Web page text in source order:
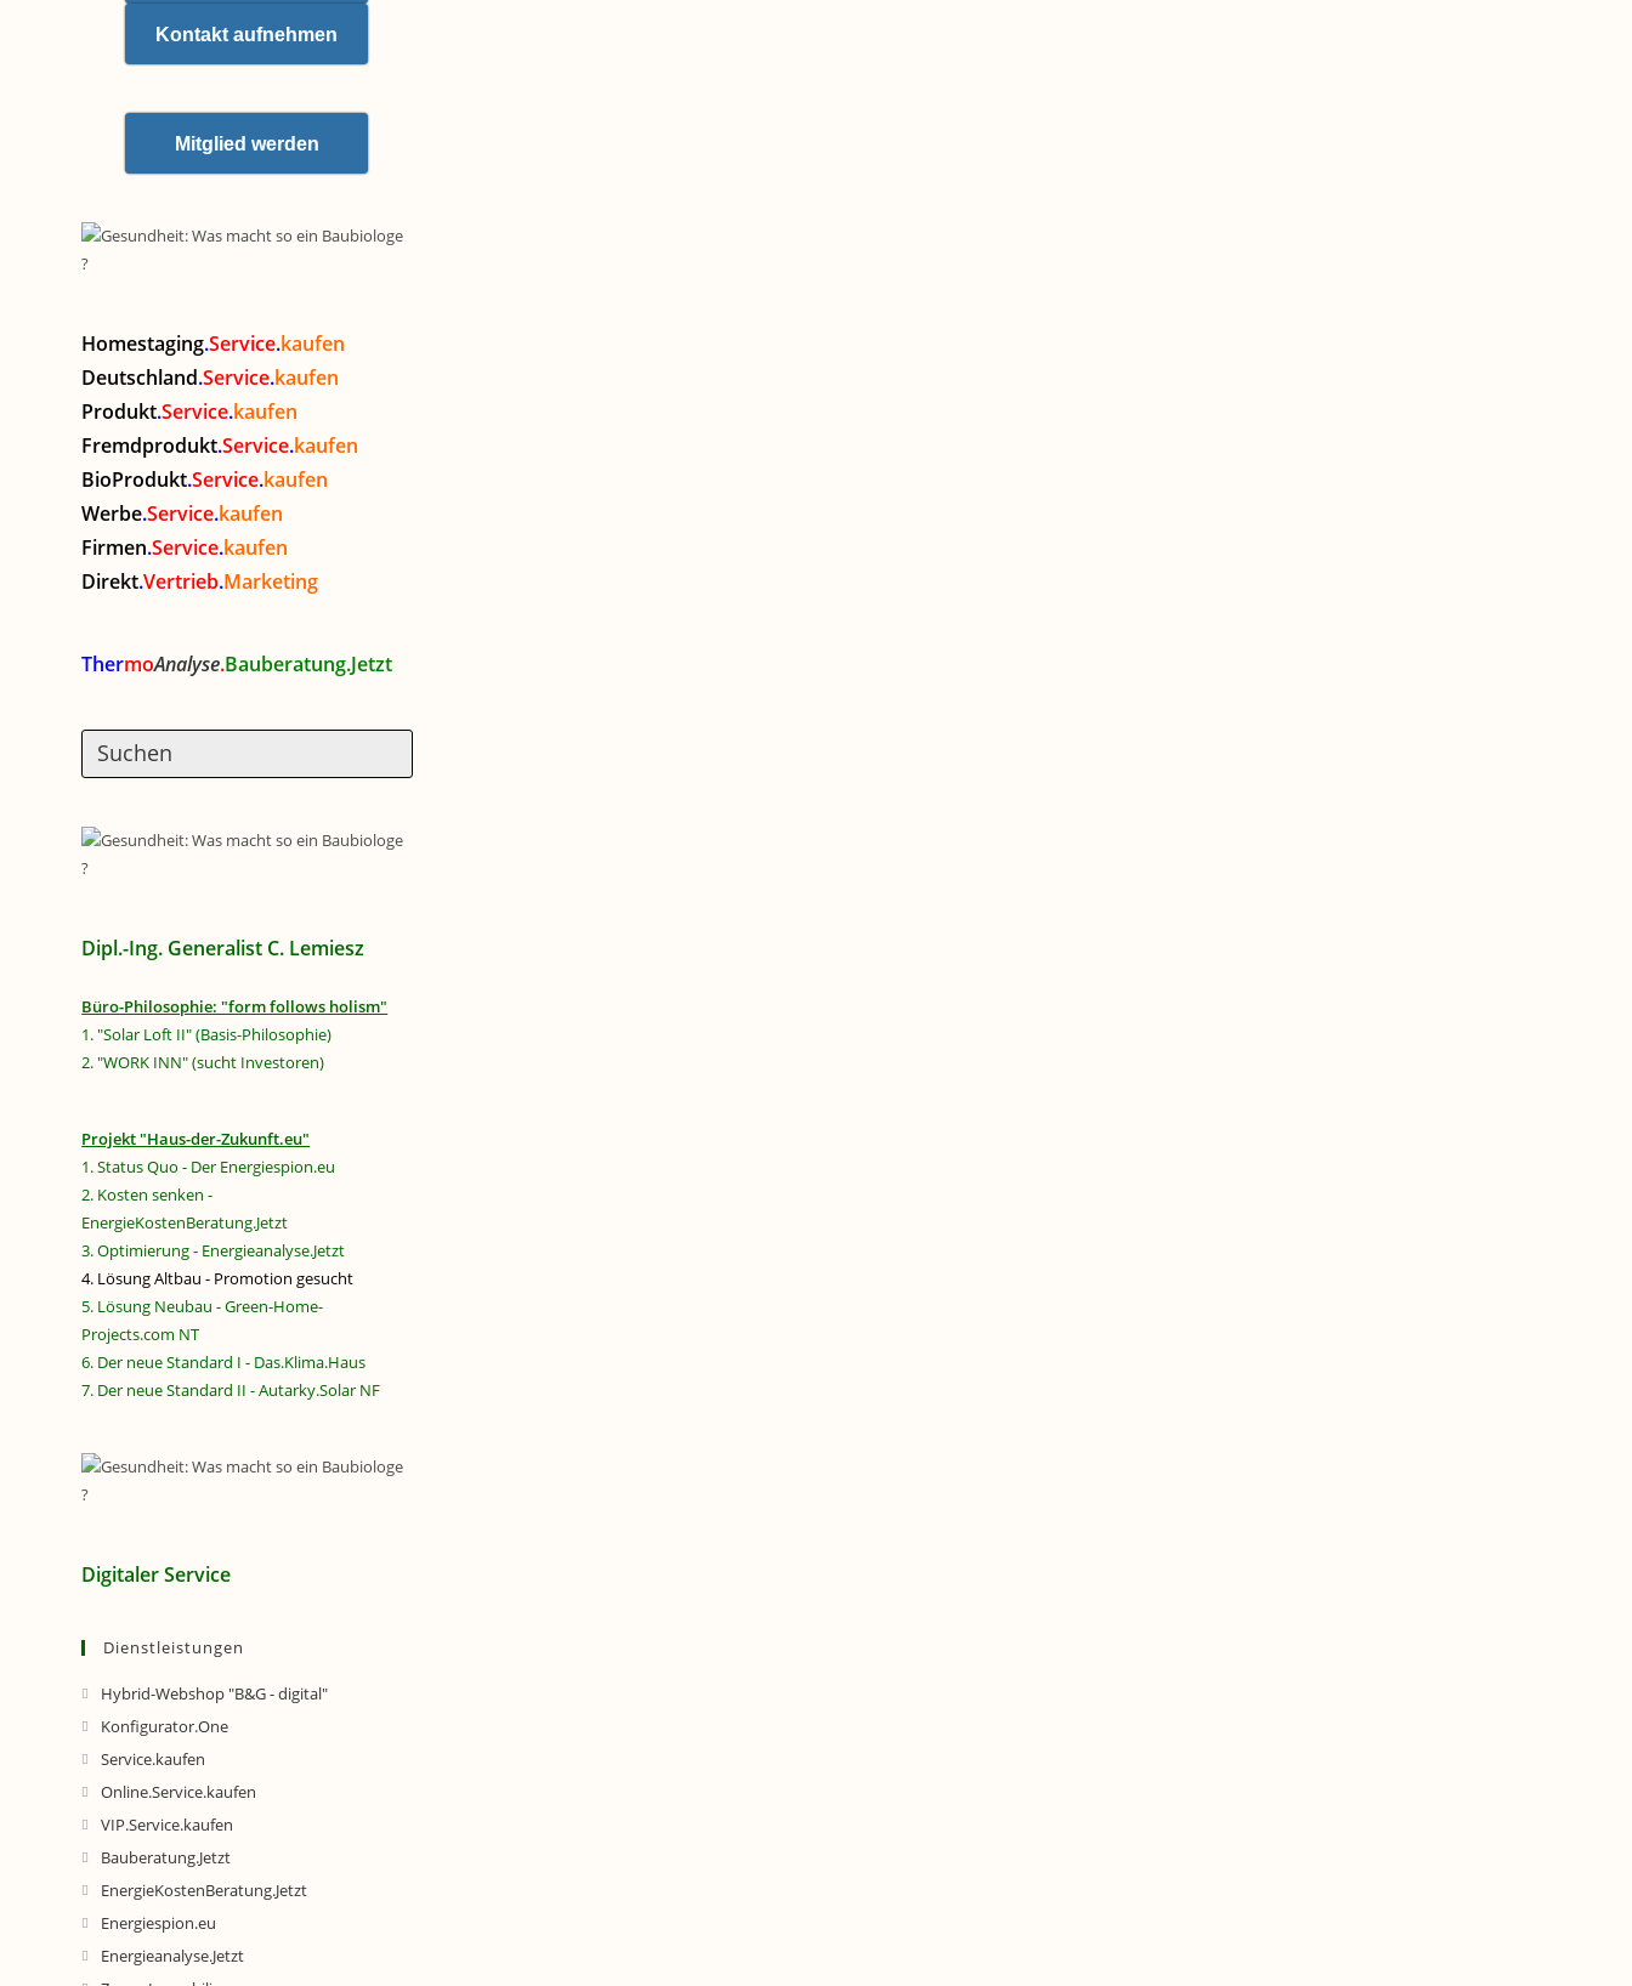
Kontakt aufnehmen
Mitglied werden
Homestaging.Service.kaufen
Deutschland.Service.kaufen
Produkt.Service.kaufen
Fremdprodukt.Service.kaufen
BioProdukt.Service.kaufen
Werbe.Service.kaufen
Firmen.Service.kaufen
Direkt.Vertrieb.Marketing
ThermoAnalyse.Bauberatung.Jetzt
Dipl.-Ing. Generalist C. Lemiesz
Büro-Philosophie: "form follows holism"
1. "Solar Loft II" (Basis-Philosophie)
2. "WORK INN" (sucht Investoren)
Projekt "Haus-der-Zukunft.eu"
1. Status Quo - Der Energiespion.eu
2. Kosten senken -
EnergieKostenBeratung.Jetzt
3. Optimierung - Energieanalyse.Jetzt
4. Lösung Altbau - Promotion gesucht
5. Lösung Neubau - Green-Home-
Projects.com NT
6. Der neue Standard I - Das.Klima.Haus
7. Der neue Standard II - Autarky.Solar NF
Digitaler Service
Dienstleistungen
Hybrid-Webshop "B&G - digital"
Konfigurator.One
Service.kaufen
Online.Service.kaufen
VIP.Service.kaufen
Bauberatung.Jetzt
EnergieKostenBeratung.Jetzt
Energiespion.eu
Energieanalyse.Jetzt